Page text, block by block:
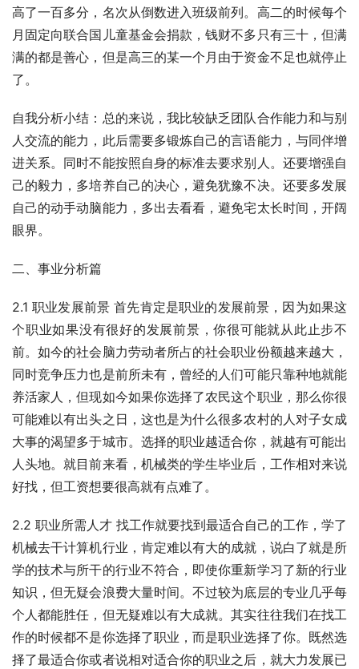
高了一百多分，名次从倒数进入班级前列。高二的时候每个
月固定向联合国儿童基金会捐款，钱财不多只有三十，但满
满的都是善心，但是高三的某一个月由于资金不足也就停止
了。
自我分析小结：总的来说，我比较缺乏团队合作能力和与别
人交流的能力，此后需要多锻炼自己的言语能力，与同伴增
进关系。同时不能按照自身的标准去要求别人。还要增强自
己的毅力，多培养自己的决心，避免犹豫不决。还要多发展
自己的动手动脑能力，多出去看看，避免宅太长时间，开阔
眼界。
二、事业分析篇
2.1 职业发展前景 首先肯定是职业的发展前景，因为如果这
个职业如果没有很好的发展前景，你很可能就从此止步不
前。如今的社会脑力劳动者所占的社会职业份额越来越大，
同时竞争压力也是前所未有，曾经的人们可能只靠种地就能
养活家人，但现如今如果你选择了农民这个职业，那么你很
可能难以有出头之日，这也是为什么很多农村的人对子女成
大事的渴望多于城市。选择的职业越适合你，就越有可能出
人头地。就目前来看，机械类的学生毕业后，工作相对来说
好找，但工资想要很高就有点难了。
2.2 职业所需人才 找工作就要找到最适合自己的工作，学了
机械去干计算机行业，肯定难以有大的成就，说白了就是所
学的技术与所干的行业不符合，即使你重新学习了新的行业
知识，但无疑会浪费大量时间。不过较为底层的专业几乎每
个人都能胜任，但无疑难以有大成就。其实往往我们在找工
作的时候都不是你选择了职业，而是职业选择了你。既然选
择了最适合你或者说相对适合你的职业之后，就大力发展已